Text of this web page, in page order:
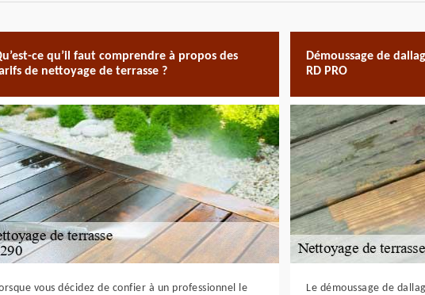
ce qu’il faut comprendre à propos des
de nettoyage de terrasse ?
vous décidez de confier à un professionnel le
Démoussage de
RD PRO
Le démoussage de